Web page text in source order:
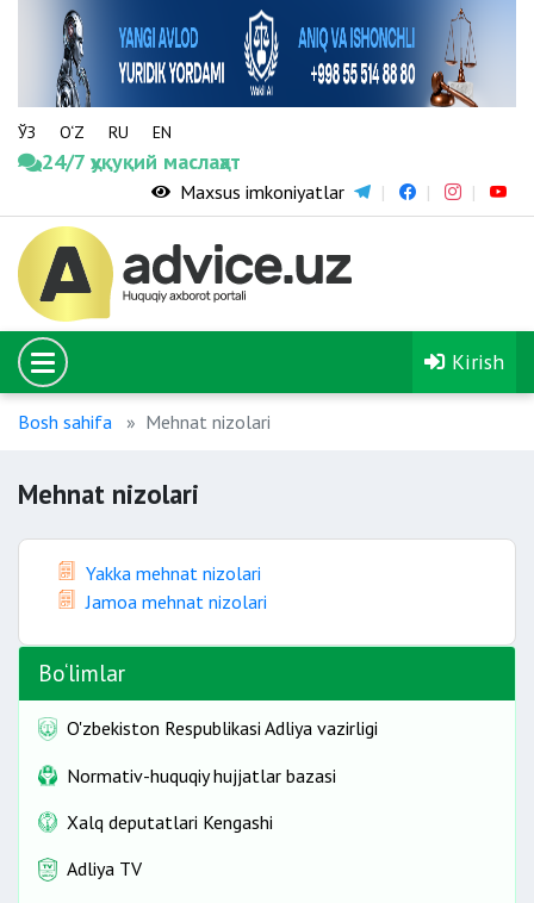
ЎЗ O‘Z RU EN
24/7 ҳуқуқий маслаҳат
Maxsus imkoniyatlar
Kirish
Bosh sahifa Mehnat nizolari
Mehnat nizolari
Yakka mehnat nizolari
Jamoa mehnat nizolari
Bo‘limlar
O'zbekiston Respublikasi Adliya vazirligi
Normativ-huquqiy hujjatlar bazasi
Xalq deputatlari Kengashi
Adliya TV